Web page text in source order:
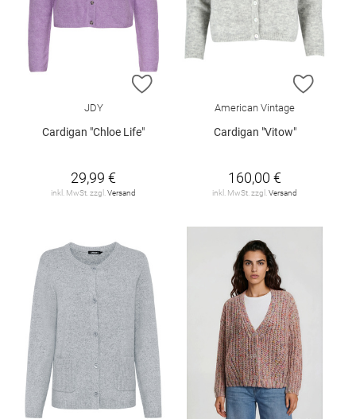
ZUR WUNSCHLISTE HINZUFÜGEN
JDY
Cardigan "Chloe Life"
29,99 €
inkl. MwSt. zzgl. Versand
ZUR
American Vintage
Cardigan "Vitow"
160,00 €
inkl. MwSt. zzgl. Versand